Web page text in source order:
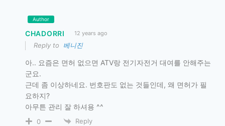
Author
CHADORRI 12 years ago
Reply to 베니진
아.. 요즘은 면허 없으면 ATV랑 전기자전거 대여를 안해주는
군요.
근데 좀 이상하네요. 번호판도 없는 것들인데, 왜 면허가 필
요하지?
아무튼 관리 잘 하셔용 ^^
0 Reply